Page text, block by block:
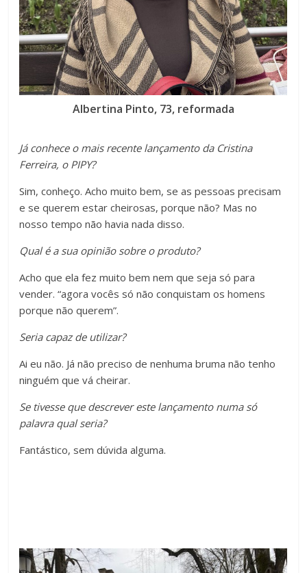
Albertina Pinto, 73, reformada
Já conhece o mais recente lançamento da Cristina
Ferreira, o PIPY?
Sim, conheço. Acho muito bem, se as pessoas precisam
e se querem estar cheirosas, porque não? Mas no
nosso tempo não havia nada disso.
Qual é a sua opinião sobre o produto?
Acho que ela fez muito bem nem que seja só para
vender. “agora vocês só não conquistam os homens
porque não querem”.
Seria capaz de utilizar?
Ai eu não. Já não preciso de nenhuma bruma não tenho
ninguém que vá cheirar.
Se tivesse que descrever este lançamento numa só
palavra qual seria?
Fantástico, sem dúvida alguma.